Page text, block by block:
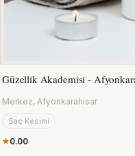
Güzellik Akademisi -
Merkez, Afyonkarahisar
Saç Kesimi
0.00